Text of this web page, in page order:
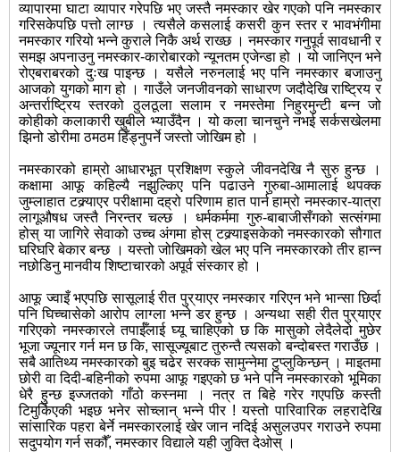
व्यापारमा घाटा व्यापार गरेपछि भए जस्तै नमस्कार खेर गएको पनि नमस्कार
गरिसकेपछि पत्तो लाग्छ । त्यसैले कसलाई कसरी कुन स्तर र भावभंगीमा
नमस्कार गरियो भन्ने कुराले निकै अर्थ राख्छ । नमस्कार गनुपूर्व सावधानी र
समझ अपनाउनु नमस्कार-कारोबारको न्यूनतम एजेन्डा हो । यो जानिएन भने
रोएबराबरको दुःख पाइन्छ । यसैले नरुनलाई भए पनि नमस्कार बजाउनु
आजको युगको माग हो । गाउँले जनजीवनको साधारण जदौदेखि राष्ट्रिय र
अन्तर्राष्ट्रिय स्तरको ठुलठूला सलाम र नमस्तेमा निहुरमुन्टी बन्न जो
कोहीको कलाकारी खुबीले भ्याउँदैन । यो कला चानचुने नभई सर्कसखेलमा
झिनो डोरीमा ठमठम हिँड्नुपर्ने जस्तो जोखिम हो ।
नमस्कारको हाम्रो आधारभूत प्रशिक्षण स्कुले जीवनदेखि नै सुरु हुन्छ ।
कक्षामा आफू कहिल्यै नझुल्किए पनि पढाउने गुरुबा-आमालाई थपक्क
जुम्लाहात टक्र्याएर परीक्षामा दह्रो परिणाम हात पार्न हाम्रो नमस्कार-यात्रा
लागूऔषध जस्तै निरन्तर चल्छ । धर्मकर्ममा गुरु-बाबाजीसँगको सत्संगमा
होस् या जागिरे सेवाको उच्च अंगमा होस् टक्र्याइसकेको नमस्कारको सौगात
घरिघरि बेकार बन्छ । यस्तो जोखिमको खेल भए पनि नमस्कारको तीर हान्न
नछोडिनु मानवीय शिष्टाचारको अपूर्व संस्कार हो ।
आफू ज्वाइँ भएपछि सासूलाई रीत पुर् याएर नमस्कार गरिएन भने भान्सा छिर्दा
पनि घिच्चासेको आरोप लाग्ला भन्ने डर हुन्छ । अन्यथा सही रीत पुर् याएर
गरिएको नमस्कारले तपाईँलाई घ्यू चाहिएको छ कि मासुको लेदैलेदो मुछेर
भूजा ज्यूनार गर्न मन छ कि, सासूज्यूबाट तुरुन्तै त्यसको बन्दोबस्त गराउँछ ।
सबै आतिथ्य नमस्कारको बुइ चढेर सरक्क सामुन्नेमा टुप्लुकिन्छन् । माइतमा
छोरी वा दिदी-बहिनीको रुपमा आफू गइएको छ भने पनि नमस्कारको भूमिका
धेरै हुन्छ इज्जतको गाँठो कस्नमा । नत्र त बिहे गरेर गएपछि कस्ती
टिमुर्किएकी भइछ भनेर सोच्लान् भन्ने पीर ! यस्तो पारिवारिक लहरादेखि
सांसारिक पहरा बेर्ने नमस्कारलाई खेर जान नदिई असुलउपर गराउने रुपमा
सदुपयोग गर्न सकौँ, नमस्कार विद्याले यही जुक्ति देओस् ।